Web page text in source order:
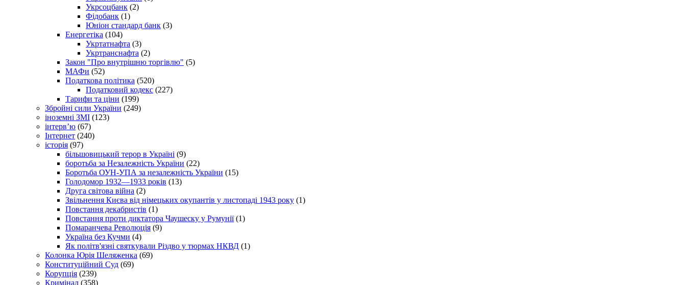
Укрсоцбанк (2)
Фідобанк (1)
Юніон стандард банк (3)
Енергетіка (104)
Укртатнафта (3)
Укртранснафта (2)
Закон "Про внутрішню торгівлю" (5)
МАФи (52)
Податкова політика (520)
Податковий кодекс (227)
Тарифи та ціни (199)
Збройні сили України (249)
іноземні ЗМІ (123)
інтерв’ю (67)
Інтернет (240)
історія (97)
більшовицький терор в Україні (9)
боротьба за Незалежність України (22)
Боротьба ОУН-УПА за незалежність України (15)
Голодомор 1932—1933 років (13)
Друга світова війна (2)
Звільнення Києва від німецьких окупантів у листопаді 1943 року (1)
Повстання декабристів (1)
Повстання проти диктатора Чаушеску у Румунії(1)
Помаранчева Революція (9)
Україна без Кучми (4)
Як політв'язні святкували Різдво у тюрмах НКВД (1)
Колонка Юрія Шеляженка (69)
Конституційний Суд (69)
Корупція (239)
Кримінал (358)